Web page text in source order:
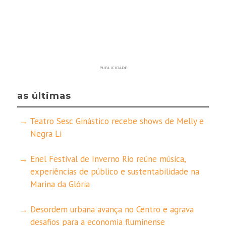
PUBLICIDADE
as últimas
Teatro Sesc Ginástico recebe shows de Melly e
Negra Li
Enel Festival de Inverno Rio reúne música,
experiências de público e sustentabilidade na
Marina da Glória
Desordem urbana avança no Centro e agrava
desafios para a economia fluminense